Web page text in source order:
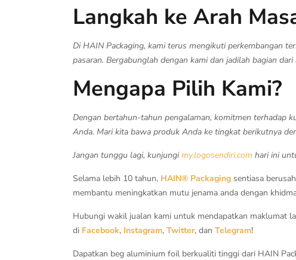
Langkah ke Arah
Di HAIN Packaging, kami terus mengikuti perkembangan
pasaran. Bergabunglah dengan kami dan jadilah bagian
Mengapa Pilih Kami?
Dengan bertahun-tahun pengalaman, komitmen terhadap
Anda. Mari kita bawa produk Anda ke tingkat berikutnya
Jangan tunggu lagi, kunjungimy.logosendiri.com hari ini
Selama lebih 10 tahun, HAIN® Packaging sentiasa
membantu meningkatkan mutu jenama anda dengan
Hubungi wakil jualan kami untuk mendapatkan maklumat
di Facebook, Instagram,Twitter, danTelegram!
Dapatkan beg aluminium foil berkualiti tinggi dari HAIN